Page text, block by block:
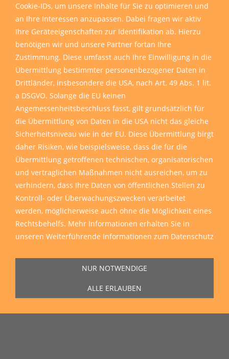
Cookie-IDs, um unsere Inhalte für Sie zu optimieren und
an Ihre Interessen anzupassen. Dabei fragen wir aktiv
Ihre Geräteeigenschaften zur Identifikation ab. Hierzu
benötigen wir und unsere Partner fortan Ihre
Zustimmung. Diese umfasst auch Ihre Einwilligung in die
Übermittlung bestimmter personenbezogener Daten in
Drittländer, insbesondere die USA, nach Art. 49 Abs. 1 lit.
a DSGVO. Solange die EU keinen
Angemessenheitsbeschluss fasst, gilt grundsätzlich für
die Übermittlung von Daten in die USA nicht das gleiche
Sicherheitsniveau wie in der EU. Diese Übermittlung birgt
daher Risiken, wie beispielsweise, dass die für die
Übermittlung getroffenen technischen, organisatorischen
und vertraglichen Maßnahmen nicht ausreichen, um zu
verhindern, dass Ihre Daten von öffentlichen Stellen zu
Kontroll- oder Überwachungszwecken verarbeitet
werden, möglicherweise auch ohne die Möglichkeit eines
Rechtsbehelfs. Mehr Informationen erhalten Sie in
unseren Weiterführende Informationen zum Datenschutz
NUR NOTWENDIGE
ALLE ERLAUBEN